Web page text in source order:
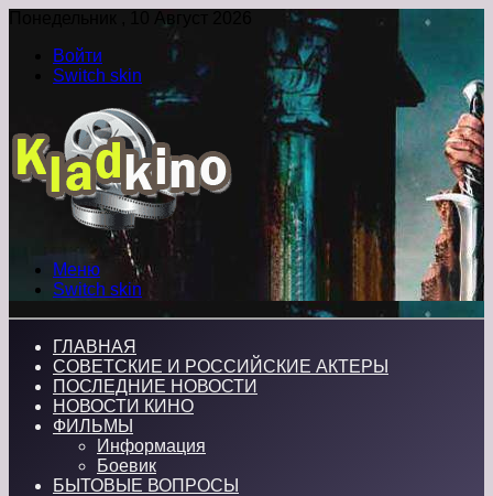
Понедельник , 10 Август 2026
Войти
Switch skin
Меню
Switch skin
ГЛАВНАЯ
СОВЕТСКИЕ И РОССИЙСКИЕ АКТЕРЫ
ПОСЛЕДНИЕ НОВОСТИ
НОВОСТИ КИНО
ФИЛЬМЫ
Информация
Боевик
БЫТОВЫЕ ВОПРОСЫ